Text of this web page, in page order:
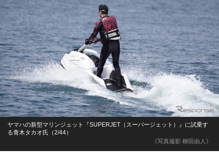
《写真撮影 柳田由人》
ヤマハの新型マリンジェット『SUPERJET（スーパージェット）』に試乗す
る青木タカオ氏（2/44）